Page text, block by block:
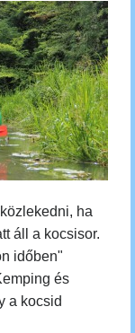
ha
áll a kocsisor.
időben"
és
a kocsid